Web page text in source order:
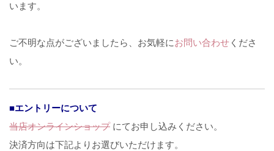
います。
ご不明な点がございましたら、お気軽にお問い合わせ くださ
い。
■エントリーについて
当店オンラインショップにてお申し込みください。
決済方向は下記よりお選びいただけます。